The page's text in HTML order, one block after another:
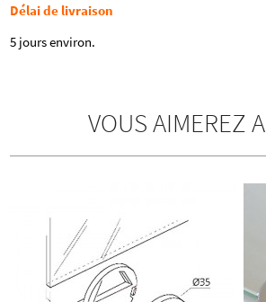
Délai de livraison
5 jours environ.
VOUS AIMEREZ